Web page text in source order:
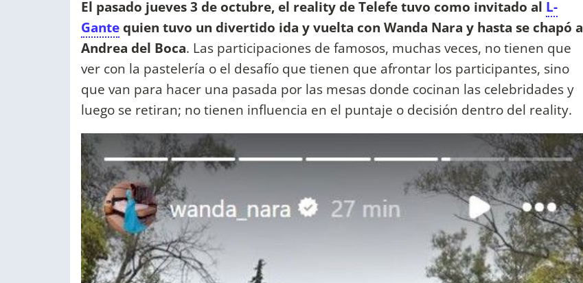
El pasado jueves 3 de octubre, el reality de Telefe tuvo como invitado al L-
Gantequien tuvo un divertido ida y vuelta con Wanda Nara y hasta se chapó a
Andrea del Boca. Las participaciones de famosos, muchas veces, no tienen que
ver con la pastelería o el desafío que tienen que afrontar los participantes, sino
que van para hacer una pasada por las mesas donde cocinan las celebridades y
luego se retiran; no tienen influencia en el puntaje o decisión dentro del reality.